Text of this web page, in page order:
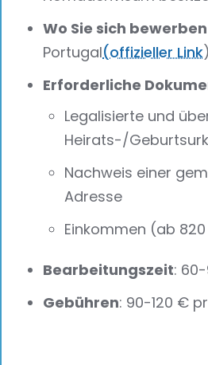
Wo Sie sich
Portugal(offizieller Link)
Erforderliche
Legalisierte und
Heirats-/
Nachweis einer
Adresse
Einkommen (ab
Bearbeitungszeit:
Gebühren: 90-120 €